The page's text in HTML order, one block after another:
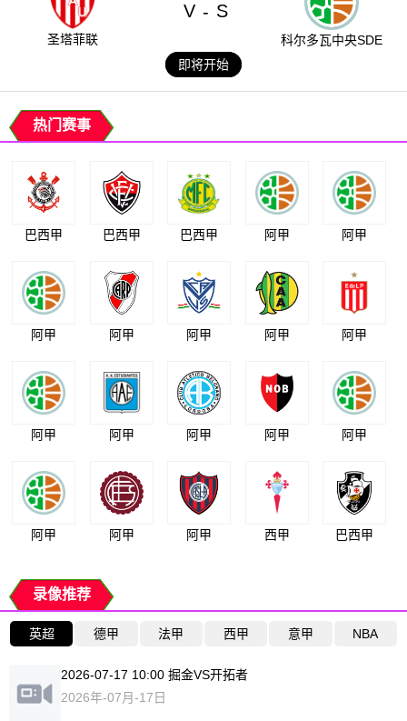
圣塔菲联
V - S
科尔多瓦中央SDE
即将开始
热门赛事
巴西甲 巴西甲 巴西甲 阿甲 阿甲
阿甲 阿甲 阿甲 阿甲 阿甲
阿甲 阿甲 阿甲 阿甲 阿甲
阿甲 阿甲 阿甲 西甲 巴西甲
录像推荐
英超 德甲 法甲 西甲 意甲 NBA
2026-07-17 10:00 掘金VS开拓者
2026年-07月-17日